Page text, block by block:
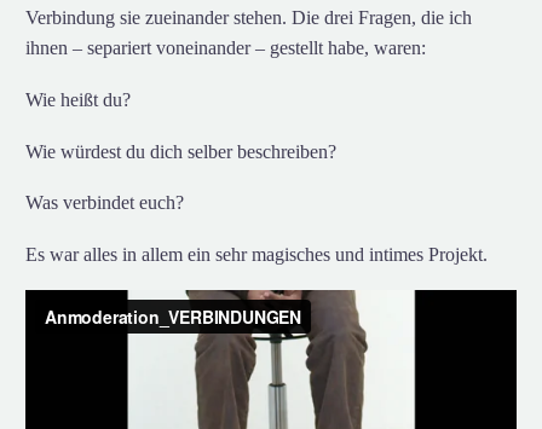
Verbindung sie zueinander stehen. Die drei Fragen, die ich
ihnen – separiert voneinander – gestellt habe, waren:
Wie heißt du?
Wie würdest du dich selber beschreiben?
Was verbindet euch?
Es war alles in allem ein sehr magisches und intimes Projekt.